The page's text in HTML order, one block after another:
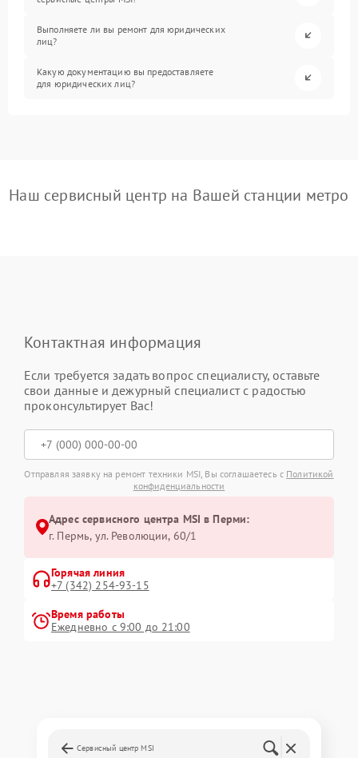
Выполняете ли вы ремонт для юридических
лиц?
Какую документацию вы предоставляете
для юридических лиц?
Наш сервисный центр на Вашей станции метро
Контактная информация
Если требуется задать вопрос специалисту, оставьте
свои данные и дежурный специалист с радостью
проконсультирует Вас!
Отправляя заявку на ремонт техники MSI, Вы соглашаетесь с Политикой
конфиденциальности
Адрес сервисного центра MSI в Перми:
г. Пермь, ул. ​Революции, 60/1
Горячая линия
+7 (342) 254-93-15
Время работы
Ежедневно с 9:00 до 21:00
Сервисный центр MSI